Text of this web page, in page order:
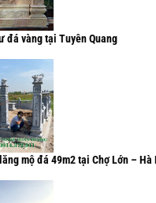
đá vàng tại Tuyên Quang
mộ đá 49m2 tại Chợ Lớn – Hà